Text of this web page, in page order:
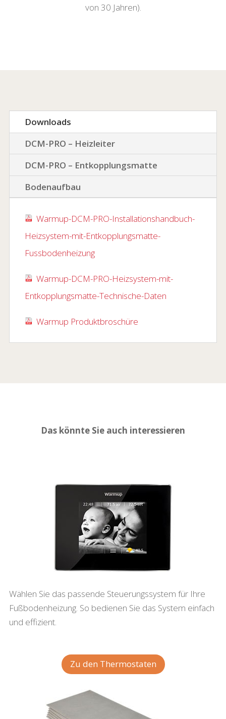
von 30 Jahren).
Downloads
DCM-PRO – Heizleiter
DCM-PRO – Entkopplungsmatte
Bodenaufbau
Warmup-DCM-PRO-Installationshandbuch-
Heizsystem-mit-Entkopplungsmatte-
Fussbodenheizung
Warmup-DCM-PRO-Heizsystem-mit-
Entkopplungsmatte-Technische-Daten
Warmup Produktbroschüre
Das könnte Sie auch interessieren
Wählen Sie das passende Steuerungssystem für Ihre
Fußbodenheizung. So bedienen Sie das System einfach
und effizient.
Zu den Thermostaten